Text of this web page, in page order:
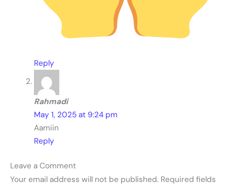
Reply
Rahmadi
May 1, 2025 at 9:24 pm
Aamiin
Reply
Leave a Comment
Your email address will not be published. Required fields